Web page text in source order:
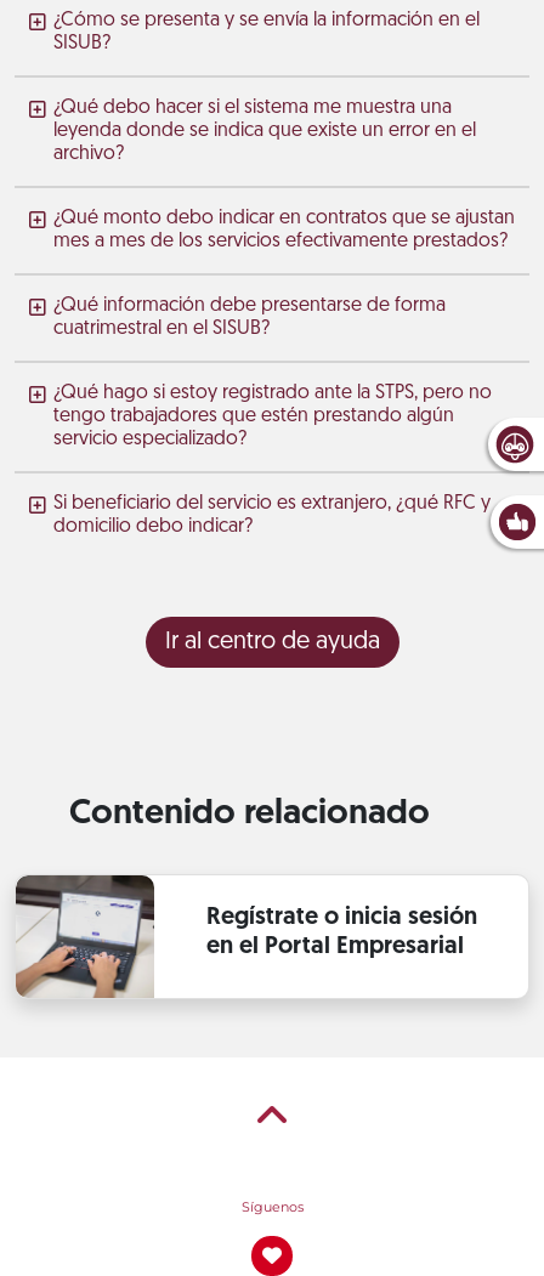
¿Cómo se presenta y se envía la información en el
SISUB?
¿Qué debo hacer si el sistema me muestra una
leyenda donde se indica que existe un error en el
archivo?
¿Qué monto debo indicar en contratos que se ajustan
mes a mes de los servicios efectivamente prestados?
¿Qué información debe presentarse de forma
cuatrimestral en el SISUB?
¿Qué hago si estoy registrado ante la STPS, pero no
tengo trabajadores que estén prestando algún
servicio especializado?
Si beneficiario del servicio es extranjero, ¿qué RFC y
domicilio debo indicar?
Ir al centro de ayuda
Contenido relacionado
Regístrate o inicia sesión
en el Portal Empresarial
Síguenos